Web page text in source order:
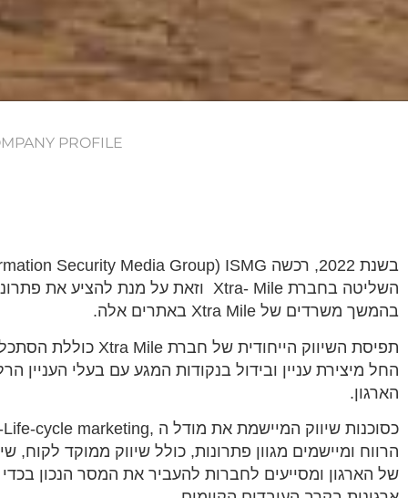
PROFILE
בשנת 2022, רכשה
Security Media Group) ISMG
השליטה בחברת Xtra- Mile וזאת על מנת להציע את
בהמשך משרדים של Xtra Mile באתרים אלה.
תפיסת השיווק הייחודית של חברת Xtra Mile כוללת
החל מיצירת עניין ובידול בנקודות המגע עם בעלי
הארגון.
כסוכנות שיווק המיישמת את מודל ה Life-cycle marketing,
הרווח ומיישמים מגוון פתרונות, כולל שיווק ממוקד לקוח,
של הארגון ומסייעים לחברות להעביר את המסר הנכון